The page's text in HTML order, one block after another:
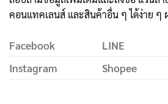
คอนแทคเลนส์ และสินค้าอื่น ๆ ได้ง่าย ๆ
Facebook LINE
Instagram
Shopee